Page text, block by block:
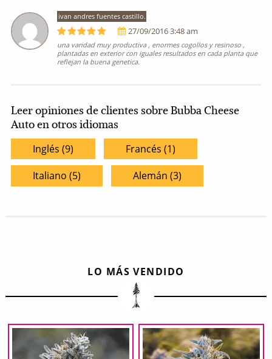
ivan andres fuentes castillo.
27/09/2016 3:48 am
una varidad muy productiva , enormes cogollos y resinoso ,
plantadas en exterior con iguales resultados en cada planta que
reflejan la buena genetica.
Leer opiniones de clientes sobre Bubba Cheese
Auto en otros idiomas
Inglés (9) Francés (1)
Italiano (5) Alemán (3)
LO MÁS VENDIDO